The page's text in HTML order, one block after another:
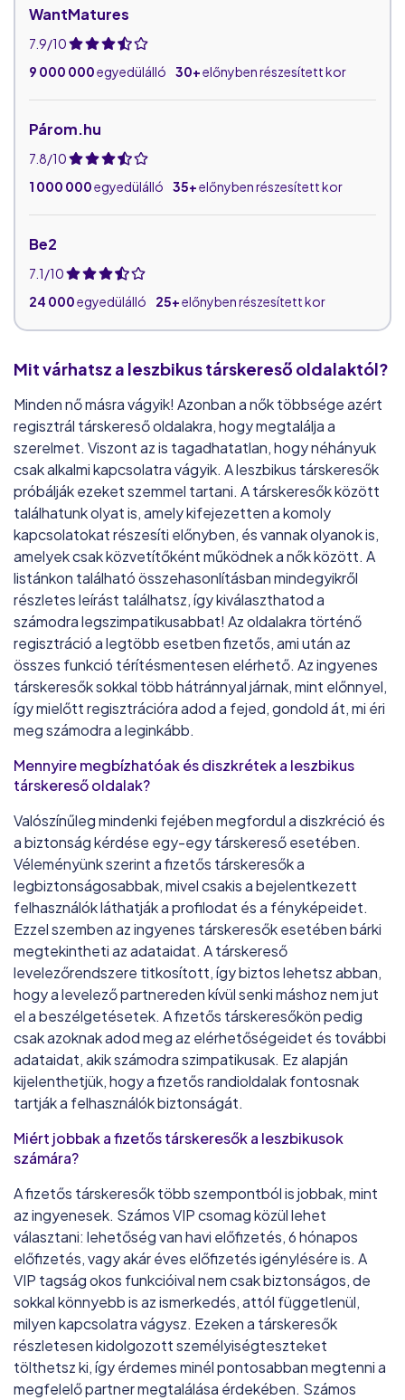
WantMatures
7.9/10
9 000 000egyedülálló 30+előnyben részesített kor
Párom.hu
7.8/10
1 000 000egyedülálló 35+előnyben részesített kor
Be2
7.1/10
24 000egyedülálló 25+előnyben részesített kor
Academic Singles
24 000 egyedülálló 25+ előnyben részesített kor
Singles 50
8.0/10
256 200egyedülálló 40+előnyben részesített kor
Szexrandi.hu
4.2/10
280 000egyedülálló 22+előnyben részesített kor
Love.hu
4.0/10
328 646 egyedülálló 25+előnyben részesített kor
Mit várhatsz a leszbikus társkereső oldalaktól?
Minden nő másra vágyik! Azonban a nők többsége azért
regisztrál társkereső oldalakra, hogy megtalálja a
szerelmet. Viszont az is tagadhatatlan, hogy néhányuk
csak alkalmi kapcsolatra vágyik. A leszbikus társkeresők
próbálják ezeket szemmel tartani. A társkeresők között
találhatunk olyat is, amely kifejezetten a komoly
kapcsolatokat részesíti előnyben, és vannak olyanok is,
amelyek csak közvetítőként működnek a nők között. A
listánkon található összehasonlításban mindegyikről
részletes leírást találhatsz, így kiválaszthatod a
számodra legszimpatikusabbat! Az oldalakra történő
regisztráció a legtöbb esetben fizetős, ami után az
összes funkció térítésmentesen elérhető. Az ingyenes
társkeresők sokkal több hátránnyal járnak, mint előnnyel,
így mielőtt regisztrációra adod a fejed, gondold át, mi éri
meg számodra a leginkább.
Mennyire megbízhatóak és diszkrétek a leszbikus
társkereső oldalak?
Valószínűleg mindenki fejében megfordul a diszkréció és
a biztonság kérdése egy-egy társkereső esetében.
Véleményünk szerint a fizetős társkeresők a
legbiztonságosabbak, mivel csakis a bejelentkezett
felhasználók láthatják a profilodat és a fényképeidet.
Ezzel szemben az ingyenes társkeresők esetében bárki
megtekintheti az adataidat. A társkereső
levelezőrendszere titkosított, így biztos lehetsz abban,
hogy a levelező partnereden kívül senki máshoz nem jut
el a beszélgetésetek. A fizetős társkeresőkön pedig
csak azoknak adod meg az elérhetőségeidet és további
adataidat, akik számodra szimpatikusak. Ez alapján
kijelenthetjük, hogy a fizetős randioldalak fontosnak
tartják a felhasználók biztonságát.
Miért jobbak a fizetős társkeresők a leszbikusok
számára?
A fizetős társkeresők több szempontból is jobbak, mint
az ingyenesek. Számos VIP csomag közül lehet
választani: lehetőség van havi előfizetés, 6 hónapos
előfizetés, vagy akár éves előfizetés igénylésére is. A
VIP tagság okos funkcióival nem csak biztonságos, de
sokkal könnyebb is az ismerkedés, attól függetlenül,
milyen kapcsolatra vágysz. Ezeken a társkeresők
részletesen kidolgozott személyiségteszteket
tölthetsz ki, így érdemes minél pontosabban megtenni a
megfelelő partner megtalálása érdekében. Számos